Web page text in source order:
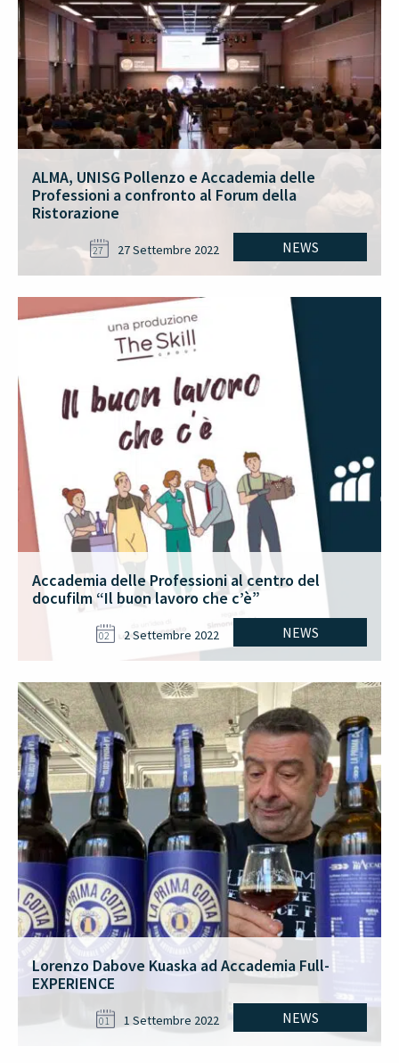
ALMA, UNISG Pollenzo e Accademia delle
Professioni a confronto al Forum della
Ristorazione
NEWS
27 27 Settembre 2022
Accademia delle Professioni al centro del
docufilm “Il buon lavoro che c’è”
NEWS
02 2 Settembre 2022
Lorenzo Dabove Kuaska ad Accademia Full-
EXPERIENCE
NEWS
01 1 Settembre 2022